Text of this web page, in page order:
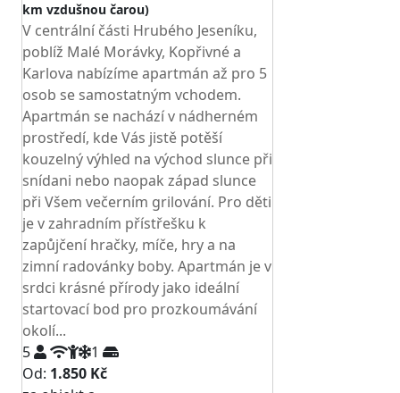
km vzdušnou čarou)
V centrální části Hrubého Jeseníku,
poblíž Malé Morávky, Kopřivné a
Karlova nabízíme apartmán až pro 5
osob se samostatným vchodem.
Apartmán se nachází v nádherném
prostředí, kde Vás jistě potěší
kouzelný výhled na východ slunce při
snídani nebo naopak západ slunce
při Všem večerním grilování. Pro děti
je v zahradním přístřešku k
zapůjčení hračky, míče, hry a na
zimní radovánky boby. Apartmán je v
srdci krásné přírody jako ideální
startovací bod pro prozkoumávání
okolí...
5
1
Od: 1.850 Kč